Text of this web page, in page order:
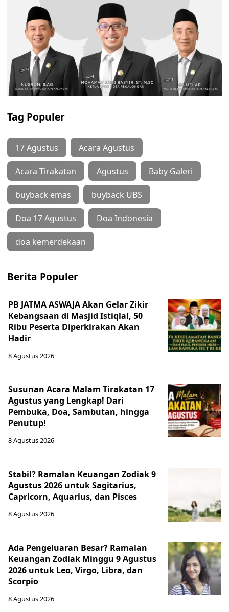
Tag Populer
17 Agustus Acara Agustus
Acara Tirakatan Agustus Baby Galeri
buyback emas buyback UBS
Doa 17 Agustus Doa Indonesia
doa kemerdekaan
Berita Populer
PB JATMA ASWAJA Akan Gelar Zikir
Kebangsaan di Masjid Istiqlal, 50
Ribu Peserta Diperkirakan Akan
Hadir
8 Agustus 2026
Susunan Acara Malam Tirakatan 17
Agustus yang Lengkap! Dari
Pembuka, Doa, Sambutan, hingga
Penutup!
8 Agustus 2026
Stabil? Ramalan Keuangan Zodiak 9
Agustus 2026 untuk Sagitarius,
Capricorn, Aquarius, dan Pisces
8 Agustus 2026
Ada Pengeluaran Besar? Ramalan
Keuangan Zodiak Minggu 9 Agustus
2026 untuk Leo, Virgo, Libra, dan
Scorpio
8 Agustus 2026